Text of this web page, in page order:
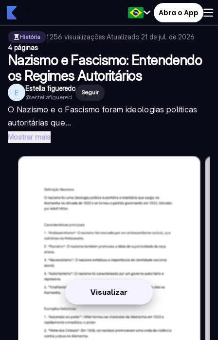
Abra o App
História 1.256 visualizações·Atualizado 21 de jul. de 2026·
4 páginas
Nazismo e Fascismo: Entendendo
os Regimes Autoritários
E Estella figueredo
@estellafiguered
Seguir
O Nazismo e o Fascismo foram ideologias políticas
autoritárias que...
Mostrar mais
Visualizar